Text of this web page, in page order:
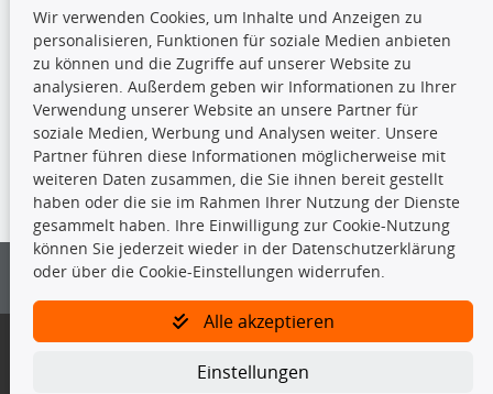
TecDoc Inside
Die hier angezeigten Daten insbesondere die gesamte Datenbank dürfen
nicht kopiert werden.
Es ist zu unterlassen, die Daten oder die gesamte Datenbank ohne
vorherige Zustimmung von TecDoc zu vervielfältigen, zu verbreiten
und/oder diese Handlungen durch Dritte ausführen zu lassen. Ein
Bitte prüfen Sie, ob das über unseren Onlineshop identifizierte Ersatzteil
Gegebenenfalls sind ergänzende Informationen notwendig, um
Wir verwenden Cookies, um Inhalte und Anzeigen zu
personalisieren, Funktionen für soziale Medien anbieten
zu können und die Zugriffe auf unserer Website zu
analysieren. Außerdem geben wir Informationen zu Ihrer
Verwendung unserer Website an unsere Partner für
soziale Medien, Werbung und Analysen weiter. Unsere
Partner führen diese Informationen möglicherweise mit
weiteren Daten zusammen, die Sie ihnen bereit gestellt
haben oder die sie im Rahmen Ihrer Nutzung der Dienste
gesammelt haben. Ihre Einwilligung zur Cookie-Nutzung
können Sie jederzeit wieder in der Datenschutzerklärung
oder über die Cookie-Einstellungen widerrufen.
Alle akzeptieren
Einstellungen